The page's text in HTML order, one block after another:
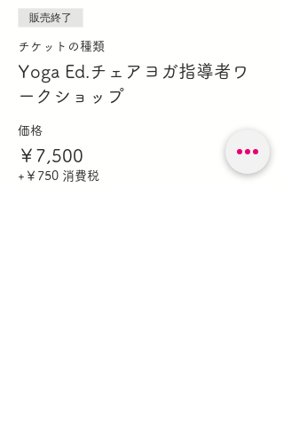
じて指導する側においても心地よい時間の共
有ができます。
日常生活のお子さんとのコミュニケーション
ヨガのスキルや知識がなくても大丈夫です。
シンプルで使いやすいヨガやマインドフルネ
ることができます。
す。
販売終了
チケットの種類
Yoga Ed.チェアヨガ指導者ワ
ークショップ
価格
￥7,500
+￥750 消費税